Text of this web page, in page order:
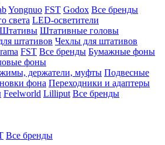
Yongnuo FST Godox Все бренды
света LED-осветители
Штативы Штативные головы
штативов Чехлы для штативов
FST Все бренды Бумажные фоны
фоны
держатели, муфты Подвесные
фона Переходники и адаптеры
Feelworld Lilliput Все бренды
Все бренды